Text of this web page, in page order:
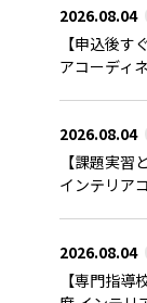
2026.08.04
【申込後す
アコーディ
2026.08.04
【課題実習
インテリア
2026.08.04
【専門指導